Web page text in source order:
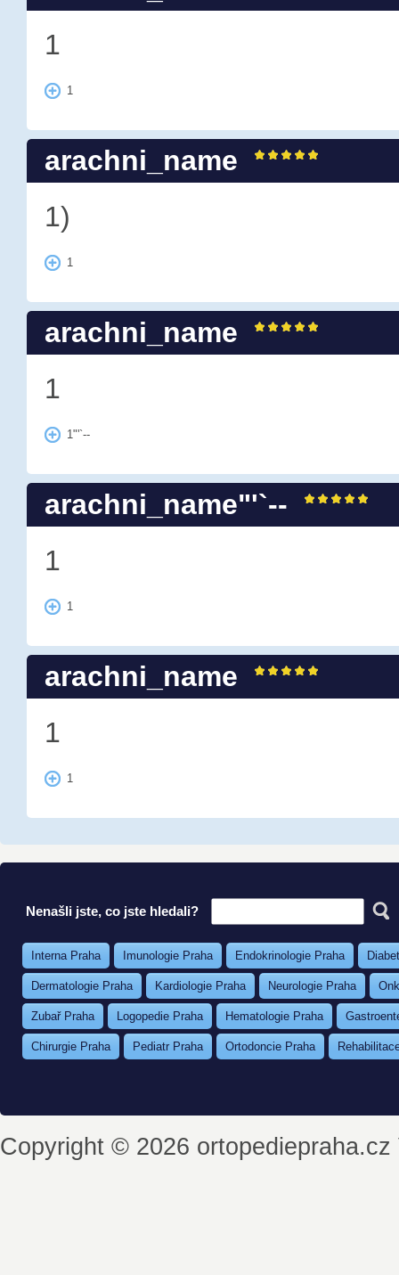
1
1
arachni_name
1)
1
arachni_name
1
1"'`--
arachni_name"'`--
1
1
arachni_name
1
1
Nenašli jste, co jste hledali?
Interna Praha Imunologie Praha Endokrinologie Praha
Dermatologie Praha Kardiologie Praha Neurologie Praha
Zubař Praha Logopedie Praha Hematologie Praha
Chirurgie Praha Pediatr Praha Ortodoncie Praha
Copyright © 2026